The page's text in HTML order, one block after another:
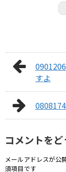
すよ
コメントをど
メールアドレスが公
須項目です